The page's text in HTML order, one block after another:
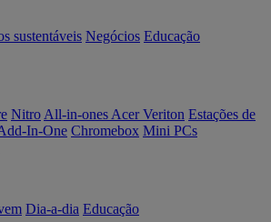
sustentáveis Negócios Educação
Nitro All-in-ones Acer Veriton Estações de
In-One Chromebox Mini PCs
Dia-a-dia Educação